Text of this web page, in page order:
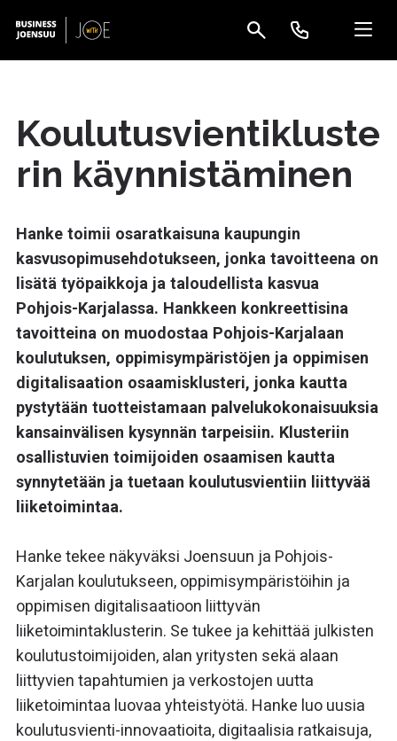
Koulutusvientikluste
rin käynnistäminen
Hanke toimii osaratkaisuna kaupungin
kasvusopimusehdotukseen, jonka tavoitteena on
lisätä työpaikkoja ja taloudellista kasvua
Pohjois-Karjalassa. Hankkeen konkreettisina
tavoitteina on muodostaa Pohjois-Karjalaan
koulutuksen, oppimisympäristöjen ja oppimisen
digitalisaation osaamisklusteri, jonka kautta
pystytään tuotteistamaan palvelukokonaisuuksia
kansainvälisen kysynnän tarpeisiin. Klusteriin
osallistuvien toimijoiden osaamisen kautta
synnytetään ja tuetaan koulutusvientiin liittyvää
liiketoimintaa.
Hanke tekee näkyväksi Joensuun ja Pohjois-
Karjalan koulutukseen, oppimisympäristöihin ja
oppimisen digitalisaatioon liittyvän
liiketoimintaklusterin. Se tukee ja kehittää julkisten
koulutustoimijoiden, alan yritysten sekä alaan
liittyvien tapahtumien ja verkostojen uutta
liiketoimintaa luovaa yhteistyötä. Hanke luo uusia
koulutusvienti-innovaatioita, digitaalisia ratkaisuja,